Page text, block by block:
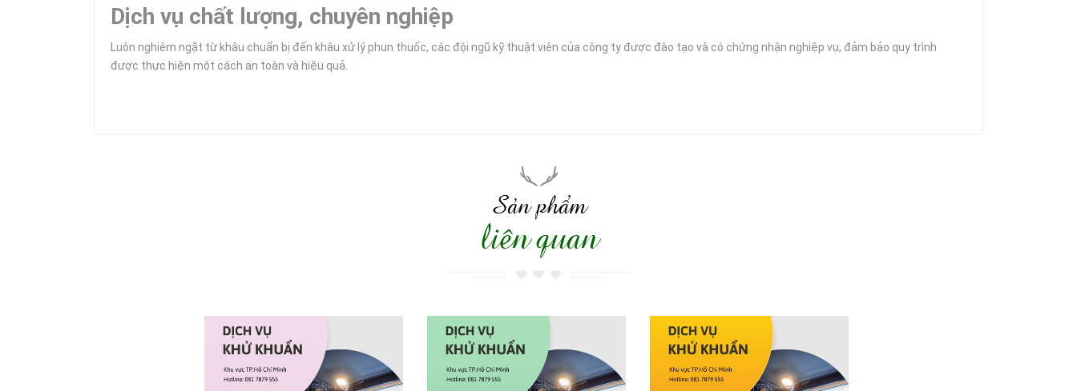
Dịch vụ chất lượng, chuyên nghiệp
Luôn nghiêm ngặt từ khâu chuẩn bị đến khâu xử lý phun thuốc, các đội ngũ kỹ thuật viên của công ty được đào tạo và có chứng nhận nghiệp vụ, đảm bảo quy trình
được thực hiện một cách an toàn và hiệu quả.
Sản phẩm
liên quan